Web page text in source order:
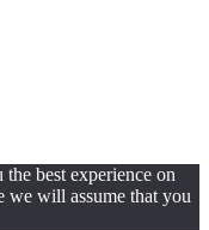
best experience on
we will assume that you